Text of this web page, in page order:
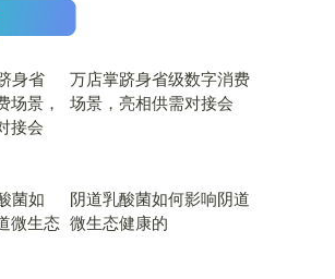
万店掌跻身省级数字消费
场景，亮相供需对接会
​阴道乳酸菌如何影响阴道
微生态健康的